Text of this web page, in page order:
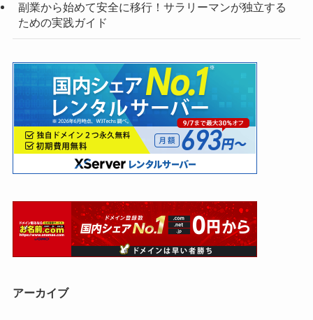
副業から始めて安全に移行！サラリーマンが独立する
ための実践ガイド
アーカイブ